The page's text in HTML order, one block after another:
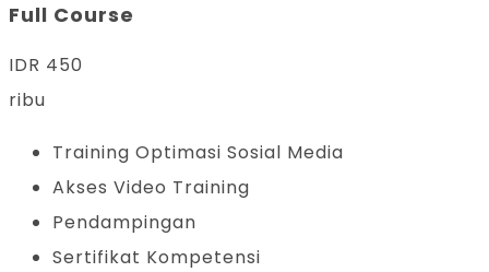
Full Course
IDR 450
ribu
Training Optimasi Sosial Media
Akses Video Training
Pendampingan
Sertifikat Kompetensi